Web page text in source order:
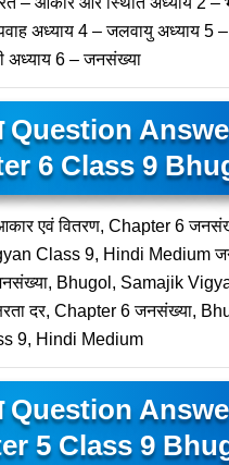
अध्याय 4 – जलवायु अध्याय 5
अध्याय 6 – जनसंख्या
Question
6 Class 9
एवं वितरण, Chapter 6
Class 9, Hindi Medium
Bhugol, Samajik
दर, Chapter 6 जनसंख्या,
9, Hindi Medium
Question
5 Class 9